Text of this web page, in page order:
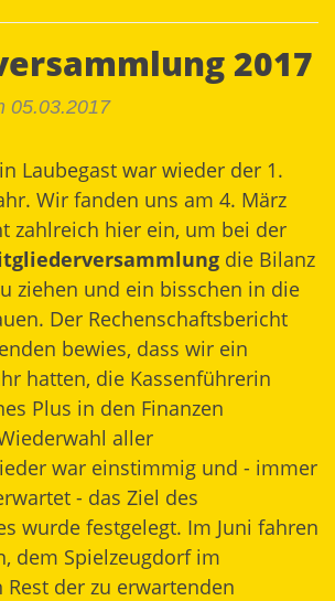
2017
05.03.2017
Laubegast war wieder der 1.
Wir fanden uns am 4. März
zahlreich hier ein, um bei der
die Bilanz
ziehen und ein bisschen in die
Der Rechenschaftsbericht
bewies, dass wir ein
hatten, die Kassenführerin
Plus in den Finanzen
aller
war einstimmig und - immer
- das Ziel des
wurde festgelegt. Im Juni fahren
dem Spielzeugdorf im
Rest der zu erwartenden